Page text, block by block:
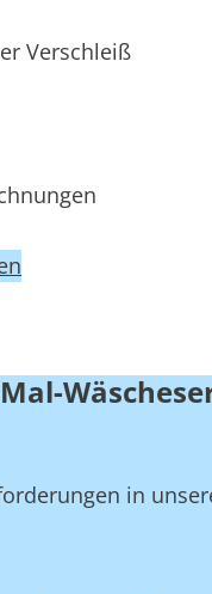
Verschleiß
in